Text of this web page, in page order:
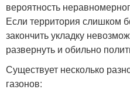
вероятность
Если территория слишком
закончить укладку
развернуть и обильно
Существует несколько
газонов: